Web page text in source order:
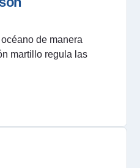
de manera
martillo regula las